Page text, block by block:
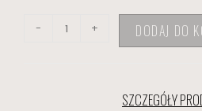
- + DODAJ DO
SZCZEGÓŁY